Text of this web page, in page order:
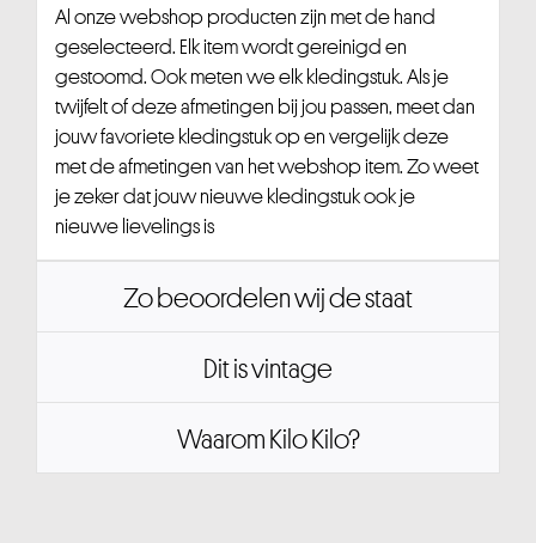
Al onze webshop producten zijn met de hand
geselecteerd. Elk item wordt gereinigd en
gestoomd. Ook meten we elk kledingstuk. Als je
twijfelt of deze afmetingen bij jou passen, meet dan
jouw favoriete kledingstuk op en vergelijk deze
met de afmetingen van het webshop item. Zo weet
je zeker dat jouw nieuwe kledingstuk ook je
nieuwe lievelings is
Zo beoordelen wij de staat
Dit is vintage
Waarom Kilo Kilo?